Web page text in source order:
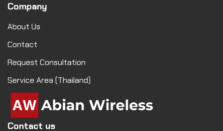
Company
About Us
Contact
Request Consultation
Service Area (Thailand)
Contact us